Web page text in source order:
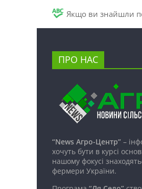
Якщо ви знайшли
ПРО НАС
“News Агро-Центр” –
хочуть бути в курсі
нашому фокусі
фермери України.